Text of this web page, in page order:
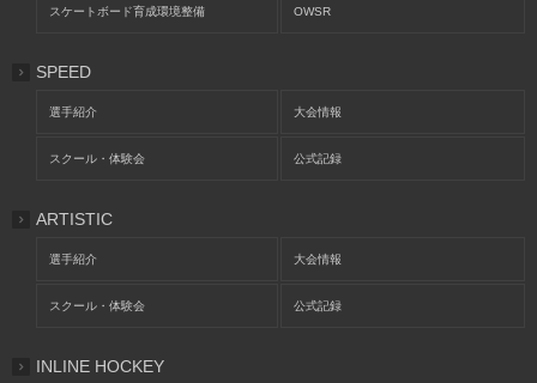
スケートボード育成環境整備 OWSR
SPEED
選手紹介 大会情報
スクール・体験会 公式記録
ARTISTIC
選手紹介 大会情報
スクール・体験会 公式記録
INLINE HOCKEY